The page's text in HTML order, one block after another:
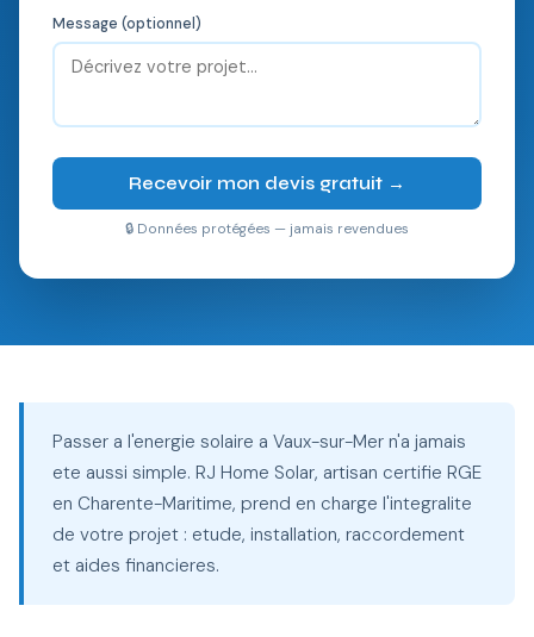
Message (optionnel)
Recevoir mon devis gratuit →
🔒 Données protégées — jamais revendues
Passer a l'energie solaire a Vaux-sur-Mer n'a jamais
ete aussi simple. RJ Home Solar, artisan certifie RGE
en Charente-Maritime, prend en charge l'integralite
de votre projet : etude, installation, raccordement
et aides financieres.